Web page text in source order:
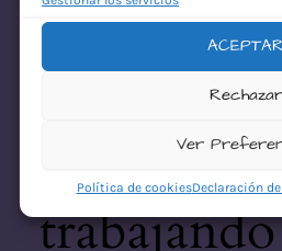
ACEPTAR
Rechazar
Ver
Política de cookiesDeclaración
desastre!